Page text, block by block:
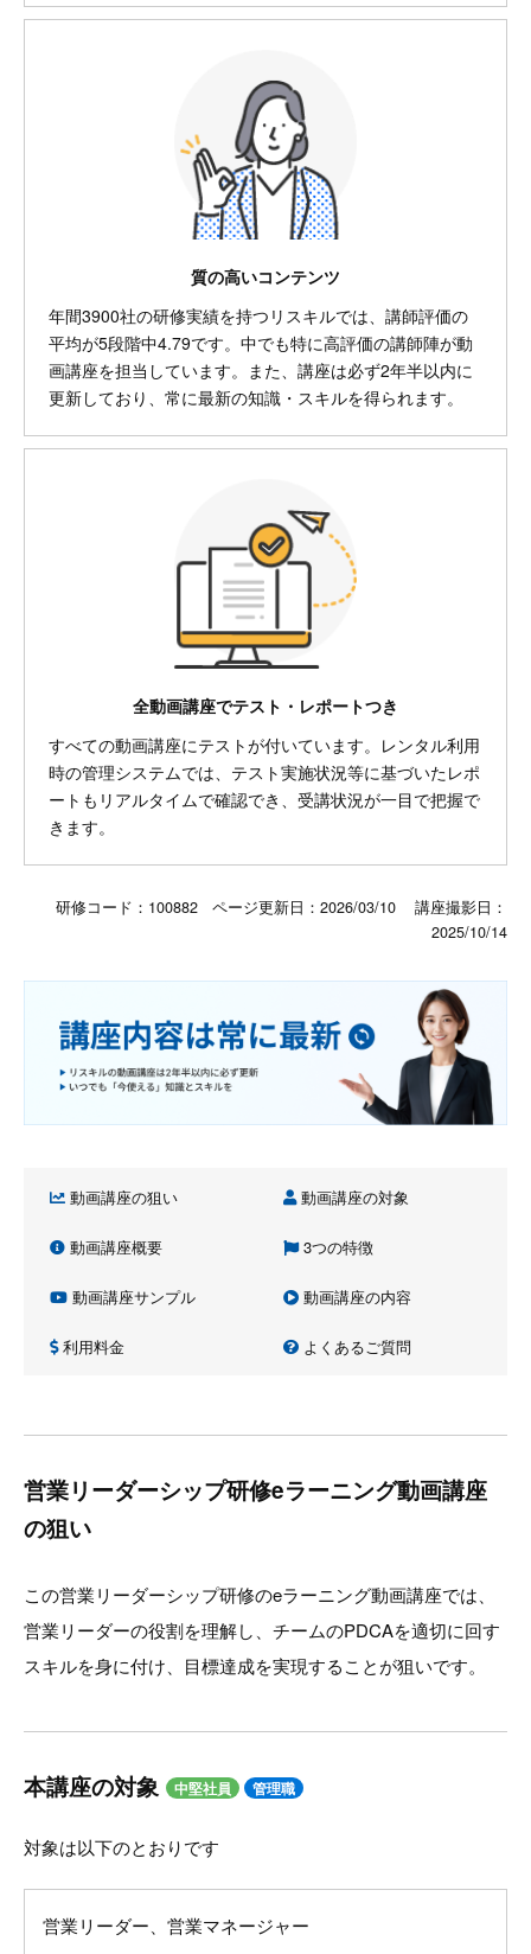
質の高いコンテンツ
年間3900社の研修実績を持つリスキルでは、講師評価の
平均が5段階中4.79です。中でも特に高評価の講師陣が動
画講座を担当しています。また、講座は必ず2年半以内に
更新しており、常に最新の知識・スキルを得られます。
全動画講座でテスト・レポートつき
すべての動画講座にテストが付いています。レンタル利用
時の管理システムでは、テスト実施状況等に基づいたレポ
ートもリアルタイムで確認でき、受講状況が一目で把握で
きます。
研修コード：100882 ページ更新日： 2026/03/10
講座撮影日：
2025/10/14
動画講座の狙い 動画講座の対象
動画講座概要 3つの特徴
動画講座サンプル 動画講座の内容
利用料金 よくあるご質問
営業リーダーシップ研修eラーニング動画講座
の狙い
この営業リーダーシップ研修のeラーニング動画講座では、
営業リーダーの役割を理解し、チームのPDCAを適切に回す
スキルを身に付け、目標達成を実現することが狙いです。
本講座の対象 中堅社員 管理職
対象は以下のとおりです
営業リーダー、営業マネージャー